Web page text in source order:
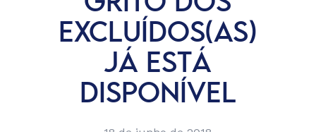
EXCLUÍDOS(AS)
JÁ ESTÁ
DISPONÍVEL